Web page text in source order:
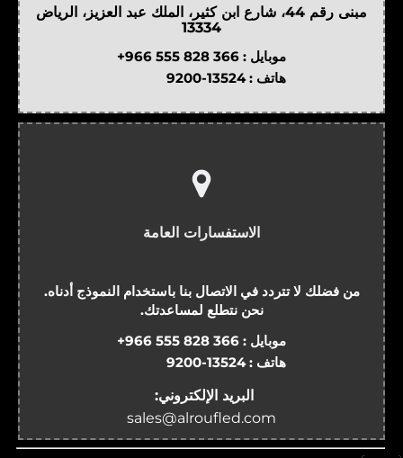
مبنى رقم 44، شارع ابن كثير، الملك عبد العزيز، الرياض
13334
موبايل : +966 555 828 366
هاتف : 9200-13524
الاستفسارات العامة
من فضلك لا تتردد في الاتصال بنا باستخدام النموذج أدناه.
نحن نتطلع لمساعدتك.
موبايل : +966 555 828 366
هاتف : 9200-13524
البريد الإلكتروني:
sales@alroufled.com